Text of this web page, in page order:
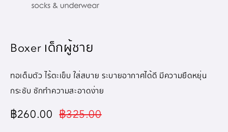
Boxer เด็กผู้ชาย
ทอเต็มตัว ไร้ตะเข็บ ใส่สบาย ระบายอากาศได้ดี มีความยืดหยุ่น
กระชับ ซักทำความสะอาดง่าย
฿260.00 ฿325.00